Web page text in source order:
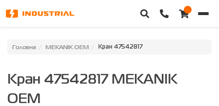
Головна
Категорії
Головна MEKANIK OEM Кран 47542817
Кран 47542817 MEKANIK
OEM